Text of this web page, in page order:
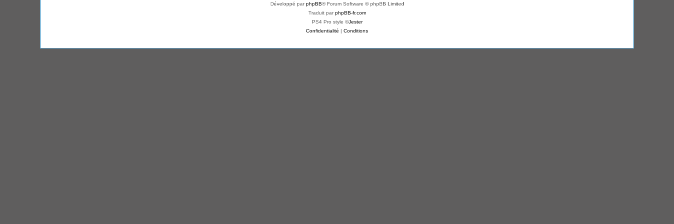
Développé parphpBB® Forum Software © phpBB Limited
Traduit parphpBB-fr.com
PS4 Pro style ©Jester
Confidentialité | Conditions